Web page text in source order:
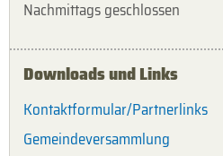
Nachmittags geschlossen
Downloads und Links
Kontaktformular/Partnerlinks
Gemeindeversammlung